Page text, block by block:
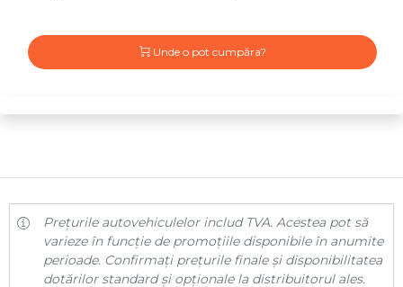
Unde o pot cumpăra?
Prețurile autovehiculelor includ TVA. Acestea pot să
varieze în funcție de promoțiile disponibile în anumite
perioade. Confirmați prețurile finale și disponibilitatea
dotărilor standard și opționale la distribuitorul ales.